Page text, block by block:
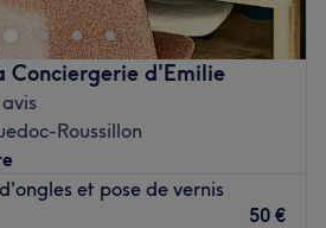
Conciergerie d'Emilie
Roussillon
et pose de vernis
50 €